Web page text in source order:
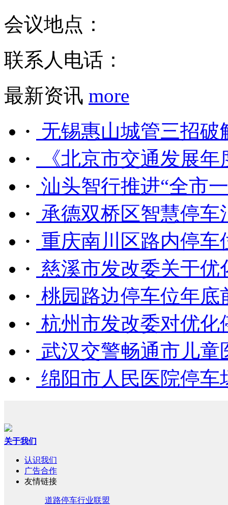
会议地点：
联系人电话：
最新资讯 more
· 无锡惠山城管三招破
·
《北京市交通发展年
· 汕头智行推进“全市
· 承德双桥区智慧停车
· 重庆南川区路内停车
· 慈溪市发改委关于优
· 桃园路边停车位年底
· 杭州市发改委对优化
· 武汉交警畅通市儿童
· 绵阳市人民医院停车
关于我们
认识我们
广告合作
友情链接
道路停车行业联盟